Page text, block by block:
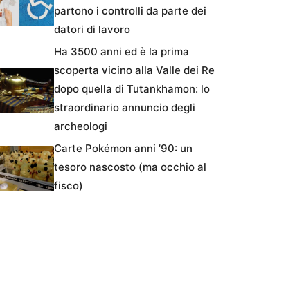
partono i controlli da parte dei
datori di lavoro
Ha 3500 anni ed è la prima
scoperta vicino alla Valle dei Re
dopo quella di Tutankhamon: lo
straordinario annuncio degli
archeologi
Carte Pokémon anni ’90: un
tesoro nascosto (ma occhio al
fisco)